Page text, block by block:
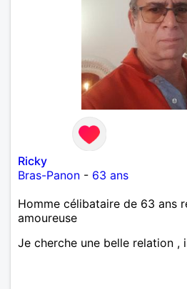
Ricky
Bras-Panon - 63 ans
Homme célibataire de 63 ans
amoureuse
Je cherche une belle relation ,